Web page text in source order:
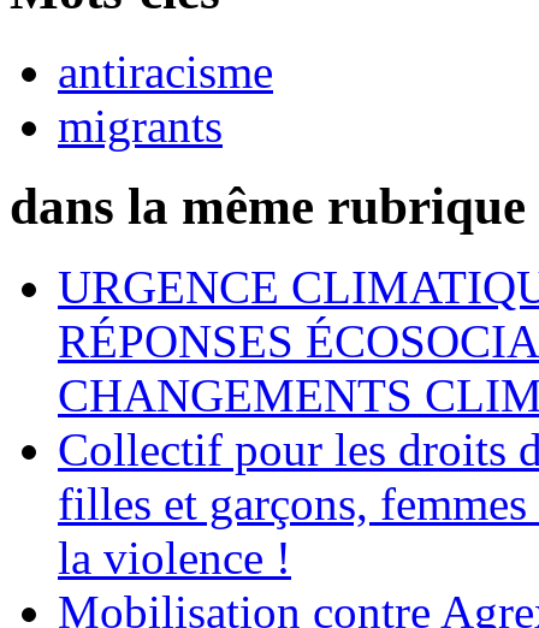
antiracisme
migrants
dans la même rubrique
URGENCE
RÉPONSES
CHANGEMENTS
Collectif pour les droits
filles et garçons,
la violence !
Mobilisation contre